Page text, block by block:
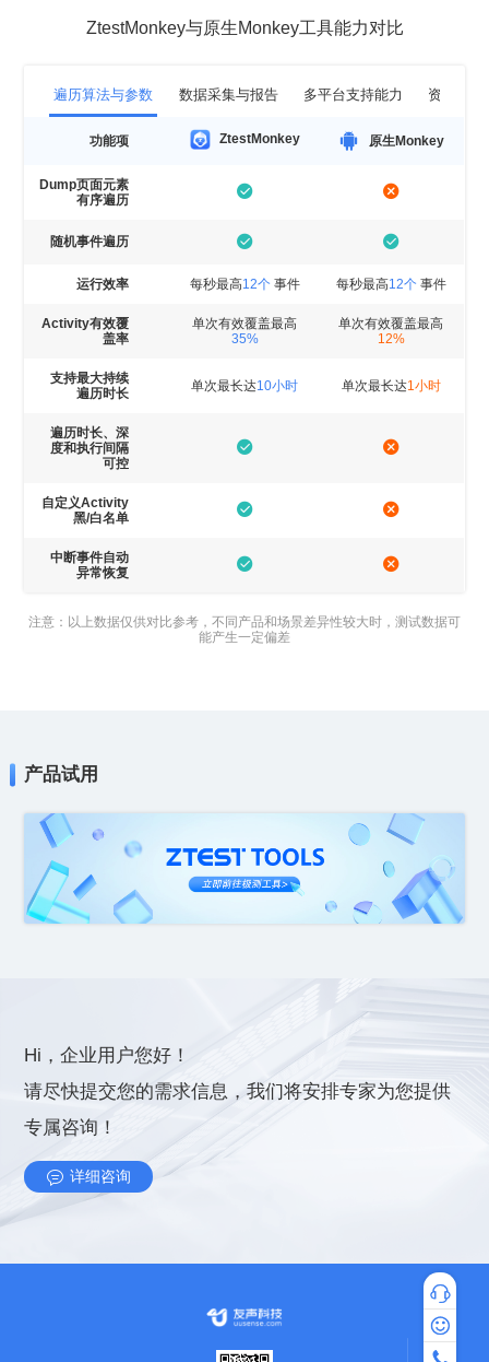
ZtestMonkey与原生Monkey工具能力对比
遍历算法与参数 数据采集与报告 多平台支持能力 资管管理
功能项 ZtestMonkey 原生Monkey
有序遍历
随机事件遍历
运行效率 每秒最高12个事件 每秒最高12个事件
盖率
单次有效覆盖最高
35%
单次有效覆盖最高
12%
遍历时长 单次最长达10小时 单次最长达1小时
可控
黑/白名单
异常恢复
能产生一定偏差
产品试用
Hi，企业用户您好！
专属咨询！
详细咨询
专家咨询
热线咨